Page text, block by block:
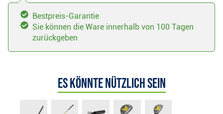
Bestpreis-Garantie
Sie können die Ware innerhalb von 100 Tagen
zurückgeben
Es könnte nützlich sein